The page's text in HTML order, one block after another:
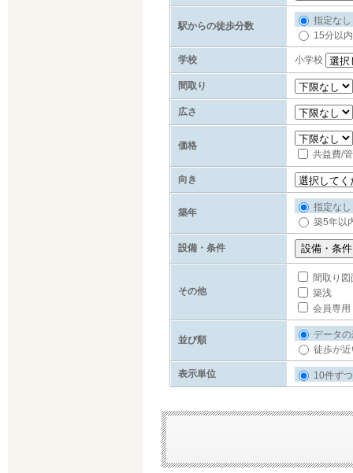
駅からの徒歩分数
指定なし
15分以内
学校 小学校
間取り
広さ
価格
共益費/
向き
築年
指定なし
築5年以
設備・条件
その他
間取り
築浅
会員専用
並び順
データ
徒歩が
表示単位 10件ずつ